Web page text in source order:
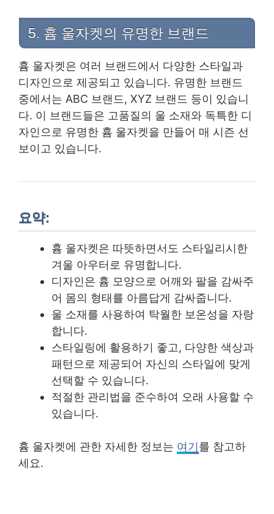
5. 흄 울자켓의 유명한 브랜드
흄 울자켓은 여러 브랜드에서 다양한 스타일과
디자인으로 제공되고 있습니다. 유명한 브랜드
중에서는 ABC 브랜드, XYZ 브랜드 등이 있습니
다. 이 브랜드들은 고품질의 울 소재와 독특한 디
자인으로 유명한 흄 울자켓을 만들어 매 시즌 선
보이고 있습니다.
요약:
흄 울자켓은 따뜻하면서도 스타일리시한
겨울 아우터로 유명합니다.
디자인은 흄 모양으로 어깨와 팔을 감싸주
어 몸의 형태를 아름답게 감싸줍니다.
울 소재를 사용하여 탁월한 보온성을 자랑
합니다.
스타일링에 활용하기 좋고, 다양한 색상과
패턴으로 제공되어 자신의 스타일에 맞게
선택할 수 있습니다.
적절한 관리법을 준수하여 오래 사용할 수
있습니다.
흄 울자켓에 관한 자세한 정보는 여기를 참고하
세요.